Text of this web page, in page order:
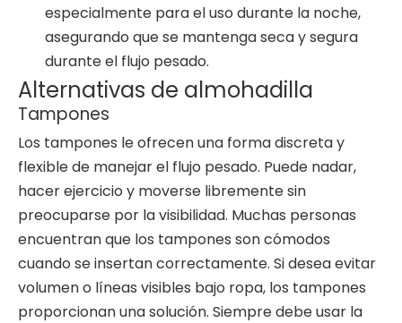
especialmente para el uso durante la noche,
asegurando que se mantenga seca y segura
durante el flujo pesado.
Alternativas de almohadilla
Tampones
Los tampones le ofrecen una forma discreta y
flexible de manejar el flujo pesado. Puede nadar,
hacer ejercicio y moverse libremente sin
preocuparse por la visibilidad. Muchas personas
encuentran que los tampones son cómodos
cuando se insertan correctamente. Si desea evitar
volumen o líneas visibles bajo ropa, los tampones
proporcionan una solución. Siempre debe usar la